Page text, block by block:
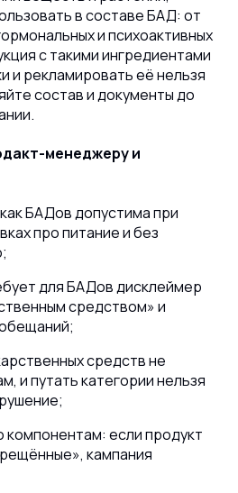
в составе БАД: от
и психоактивных
с такими ингредиентами
и рекламировать её нельзя
состав и документы до
менеджеру и
БАДов допустима при
про питание и без
для БАДов дисклеймер
средством» и
средств не
и путать категории нельзя
компонентам: если продукт
кампания